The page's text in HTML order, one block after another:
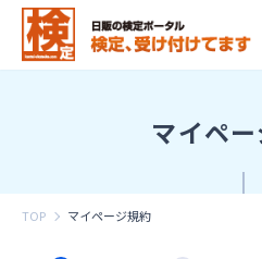
マイペ
TOP マイページ規約